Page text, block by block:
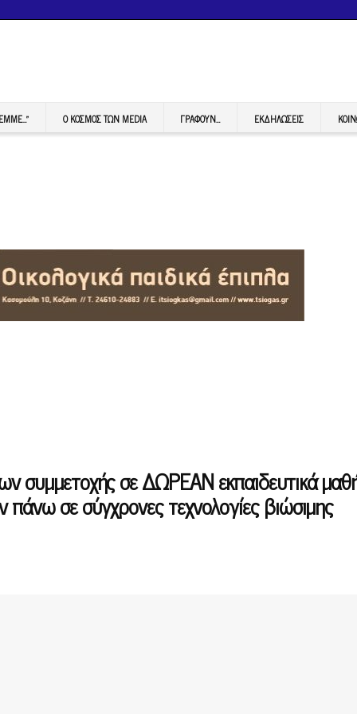
Ο ΚΟΣΜΟΣ ΤΩΝ MEDIA ΓΡΆΦΟΥΝ… ΕΚΔΗΛΏΣΕΙΣ
συμμετοχής σε ΔΩΡΕΑΝ εκπαιδευτικά
σε σύγχρονες τεχνολογίες βιώσιμης